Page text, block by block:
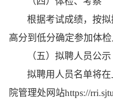
根据考试成绩，按
高分到低分确定参加体检
（五）拟聘人员公示
拟聘用人员名单将
院管理处网站https://